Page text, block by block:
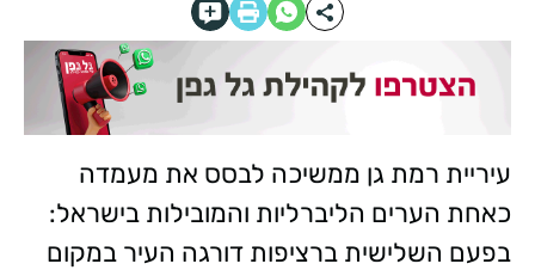
עיריית רמת גן ממשיכה לבסס את מעמדה
כאחת הערים הליברליות והמובילות בישראל:
בפעם השלישית ברציפות דורגה העיר במקום